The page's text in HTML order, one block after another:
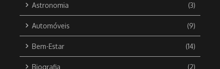
Astronomia (3)
Automóveis (9)
Bem-Estar (14)
Biografia (2)